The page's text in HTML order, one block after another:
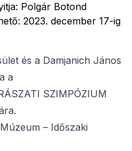
Polgár Botond
2023. december 17-ig
és a Damjanich János
a
SZIMPÓZIUM
– Időszaki